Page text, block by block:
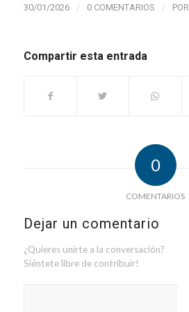
30/01/2026 / 0 COMENTARIOS / POR
Compartir esta entrada
0
COMENTARIOS
Dejar un comentario
¿Quieres unirte a la conversación?
Siéntete libre de contribuir!